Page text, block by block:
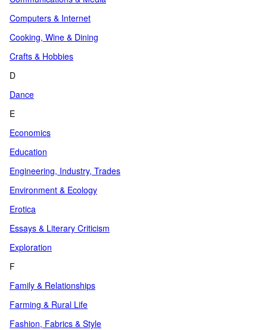
Computers & Internet
Cooking, Wine & Dining
Crafts & Hobbies
D
Dance
E
Economics
Education
Engineering, Industry, Trades
Environment & Ecology
Erotica
Essays & Literary Criticism
Exploration
F
Family & Relationships
Farming & Rural Life
Fashion, Fabrics & Style